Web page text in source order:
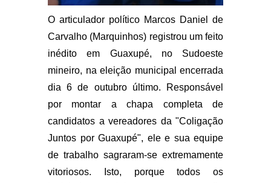
O articulador político Marcos Daniel de
Carvalho (Marquinhos) registrou um feito
inédito em Guaxupé, no Sudoeste
mineiro, na eleição municipal encerrada
dia 6 de outubro último. Responsável
por montar a chapa completa de
candidatos a vereadores da "Coligação
Juntos por Guaxupé", ele e sua equipe
de trabalho sagraram-se extremamente
vitoriosos. Isto, porque todos os